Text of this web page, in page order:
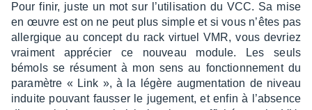
Pour finir, juste un mot sur l’uti­li­sa­tion du VCC. Sa mise
en œuvre est on ne peut plus simple et si vous n’êtes pas
aller­gique au concept du rack virtuel VMR, vous devriez
vrai­ment appré­cier ce nouveau module. Les seuls
bémols se résument à mon sens au fonc­tion­ne­ment du
para­mètre « Link », à la légère augmen­ta­tion de niveau
induite pouvant faus­ser le juge­ment, et enfin à l’ab­sence